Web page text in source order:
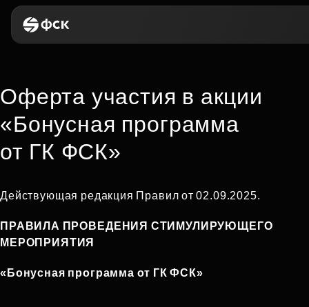
Оферта участия в акции
«Бонусная программа
от ГК ФСК»
Действующая редакция Правил от 02.09.2025.
ПРАВИЛА ПРОВЕДЕНИЯ СТИМУЛИРУЮЩЕГО
МЕРОПРИЯТИЯ
«Бонусная программа от ГК ФСК»